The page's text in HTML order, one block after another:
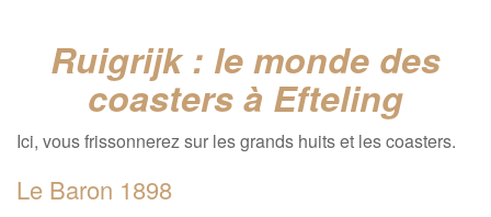
Ruigrijk : le monde des
coasters à Efteling
Ici, vous frissonnerez sur les grands huits et les coasters.
Le Baron 1898